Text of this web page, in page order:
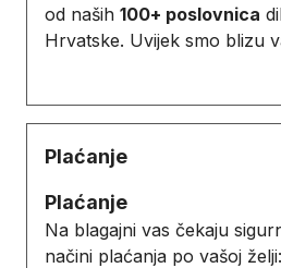
od naših 100+ poslovnica
Hrvatske. Uvijek smo blizu
Plaćanje
Plaćanje
Na blagajni vas čekaju
načini plaćanja po vašoj želji: